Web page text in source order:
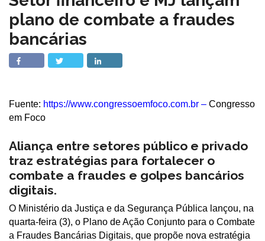
plano de combate a fraudes
bancárias
Fuente: https://www.congressoemfoco.com.br – Congresso
em Foco
Aliança entre setores público e privado
traz estratégias para fortalecer o
combate a fraudes e golpes bancários
digitais.
O Ministério da Justiça e da Segurança Pública lançou, na
quarta-feira (3), o Plano de Ação Conjunto para o Combate
a Fraudes Bancárias Digitais, que propõe nova estratégia